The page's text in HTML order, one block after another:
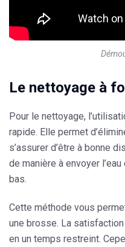
Le nettoyage à
Pour le nettoyage,
rapide. Elle permet
s’assurer d’être à bonne
de manière à envoyer
bas.
Cette méthode vous
une brosse. La
en un temps restreint.